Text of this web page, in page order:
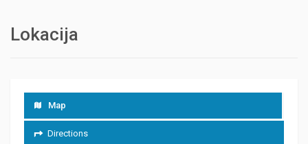
Lokacija
Map
Directions